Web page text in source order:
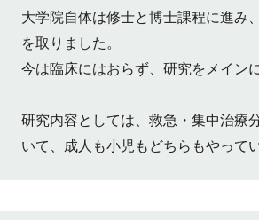
大学院自体は修士と博士課程に進み
を取りました。
今は臨床にはおらず、研究をメイン
研究内容としては、救急・集中治療
いて、成人も小児もどちらもやって